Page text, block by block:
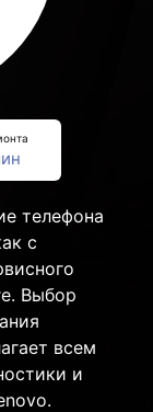
телефона
с
Выбор
всем
и